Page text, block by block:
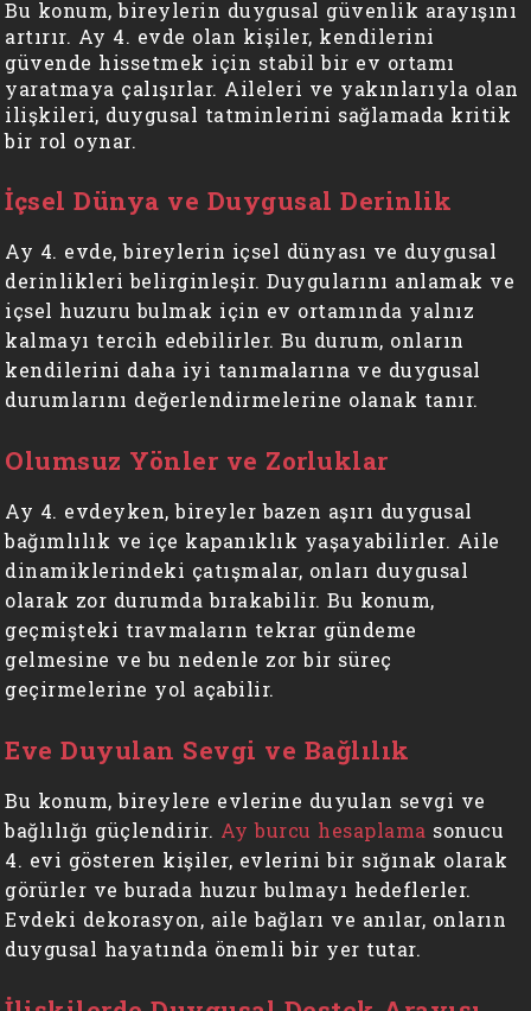
Bu konum, bireylerin duygusal güvenlik arayışını
artırır. Ay 4. evde olan kişiler, kendilerini
güvende hissetmek için stabil bir ev ortamı
yaratmaya çalışırlar. Aileleri ve yakınlarıyla olan
ilişkileri, duygusal tatminlerini sağlamada kritik
bir rol oynar.
İçsel Dünya ve Duygusal Derinlik
Ay 4. evde, bireylerin içsel dünyası ve duygusal
derinlikleri belirginleşir. Duygularını anlamak ve
içsel huzuru bulmak için ev ortamında yalnız
kalmayı tercih edebilirler. Bu durum, onların
kendilerini daha iyi tanımalarına ve duygusal
durumlarını değerlendirmelerine olanak tanır.
Olumsuz Yönler ve Zorluklar
Ay 4. evdeyken, bireyler bazen aşırı duygusal
bağımlılık ve içe kapanıklık yaşayabilirler. Aile
dinamiklerindeki çatışmalar, onları duygusal
olarak zor durumda bırakabilir. Bu konum,
geçmişteki travmaların tekrar gündeme
gelmesine ve bu nedenle zor bir süreç
geçirmelerine yol açabilir.
Eve Duyulan Sevgi ve Bağlılık
Bu konum, bireylere evlerine duyulan sevgi ve
bağlılığı güçlendirir. Ay burcu hesaplama sonucu
4. evi gösteren kişiler, evlerini bir sığınak olarak
görürler ve burada huzur bulmayı hedeflerler.
Evdeki dekorasyon, aile bağları ve anılar, onların
duygusal hayatında önemli bir yer tutar.